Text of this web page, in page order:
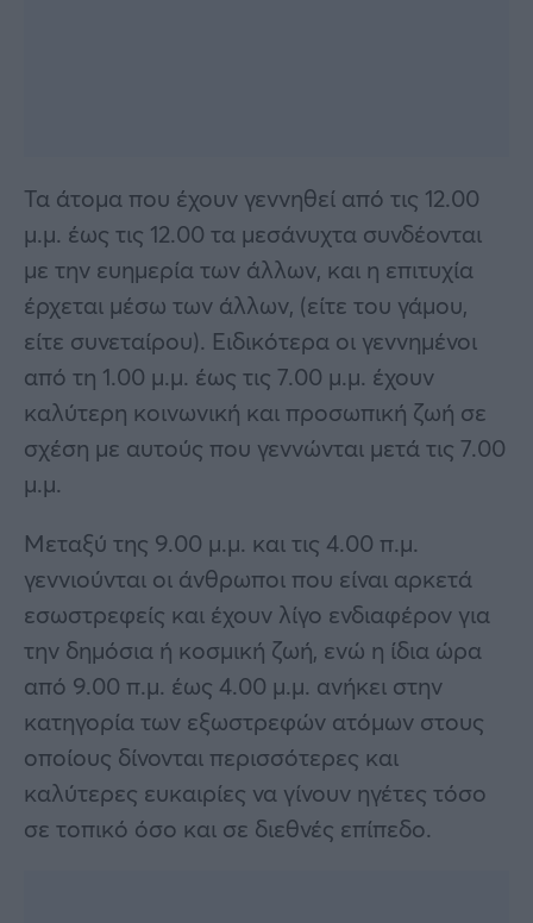
Τα άτομα που έχουν γεννηθεί από τις 12.00
μ.μ. έως τις 12.00 τα μεσάνυχτα συνδέονται
με την ευημερία των άλλων, και η επιτυχία
έρχεται μέσω των άλλων, (είτε του γάμου,
είτε συνεταίρου). Ειδικότερα οι γεννημένοι
από τη 1.00 μ.μ. έως τις 7.00 μ.μ. έχουν
καλύτερη κοινωνική και προσωπική ζωή σε
σχέση με αυτούς που γεννώνται μετά τις 7.00
μ.μ.
Μεταξύ της 9.00 μ.μ. και τις 4.00 π.μ.
γεννιούνται οι άνθρωποι που είναι αρκετά
εσωστρεφείς και έχουν λίγο ενδιαφέρον για
την δημόσια ή κοσμική ζωή, ενώ η ίδια ώρα
από 9.00 π.μ. έως 4.00 μ.μ. ανήκει στην
κατηγορία των εξωστρεφών ατόμων στους
οποίους δίνονται περισσότερες και
καλύτερες ευκαιρίες να γίνουν ηγέτες τόσο
σε τοπικό όσο και σε διεθνές επίπεδο.